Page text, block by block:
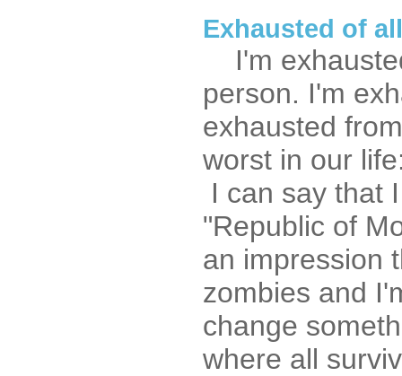
Exhausted of
I'm
person. I'm
exhausted
worst in our
I can say that
"Republic of
an impression
zombies and
change
where all